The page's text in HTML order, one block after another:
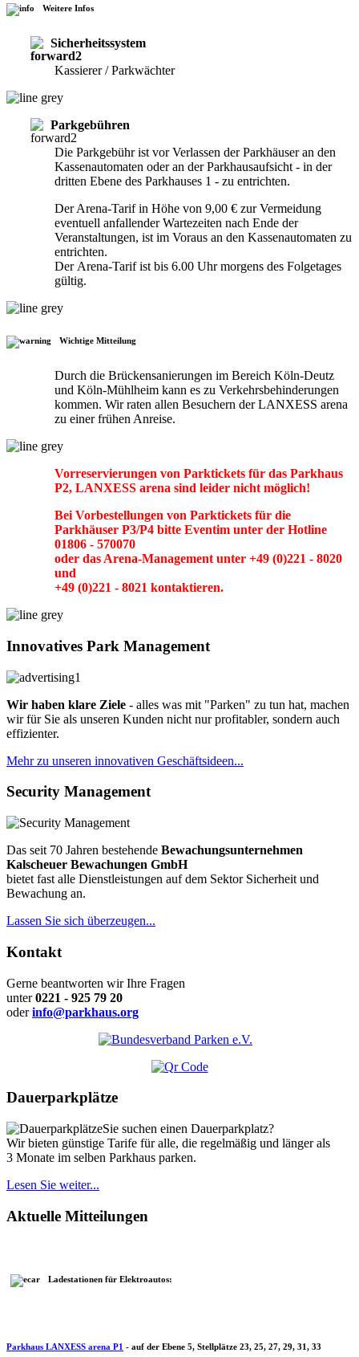
Weitere Infos
Sicherheitssystem
Kassierer / Parkwächter
Parkgebühren
Die Parkgebühr ist vor Verlassen der Parkhäuser an den
Kassenautomaten oder an der Parkhausaufsicht - in der
dritten Ebene des Parkhauses 1 - zu entrichten.
Der Arena-Tarif in Höhe von 9,00 € zur Vermeidung
eventuell anfallender Wartezeiten nach Ende der
Veranstaltungen, ist im Voraus an den Kassenautomaten zu
entrichten.
Der Arena-Tarif ist bis 6.00 Uhr morgens des Folgetages
gültig.
Wichtige Mitteilung
Durch die Brückensanierungen im Bereich Köln-Deutz
und Köln-Mühlheim kann es zu Verkehrsbehinderungen
kommen. Wir raten allen Besuchern der LANXESS arena
zu einer frühen Anreise.
Vorreservierungen von Parktickets für das Parkhaus
P2, LANXESS arena sind leider nicht möglich!
Bei Vorbestellungen von Parktickets für die
Parkhäuser P3/P4 bitte Eventim unter der Hotline
01806 - 570070
oder das Arena-Management unter +49 (0)221 - 8020
und
+49 (0)221 - 8021 kontaktieren.
Innovatives Park Management
Wir haben klare Ziele - alles was mit "Parken" zu tun hat, machen
wir für Sie als unseren Kunden nicht nur profitabler, sondern auch
effizienter.
Mehr zu unseren innovativen Geschäftsideen...
Security Management
Das seit 70 Jahren bestehende Bewachungsunternehmen
Kalscheuer Bewachungen GmbH
bietet fast alle Dienstleistungen auf dem Sektor Sicherheit und
Bewachung an.
Lassen Sie sich überzeugen...
Kontakt
Gerne beantworten wir Ihre Fragen
unter0221 - 925 79 20
oder info@parkhaus.org
Dauerparkplätze
Sie suchen einen Dauerparkplatz?
Wir bieten günstige Tarife für alle, die regelmäßig und länger als
3 Monate im selben Parkhaus parken.
Lesen Sie weiter...
Aktuelle Mitteilungen
Ladestationen für Elektroautos:
Parkhaus LANXESS arena P1 - auf der Ebene 5, Stellplätze 23, 25, 27, 29, 31, 33